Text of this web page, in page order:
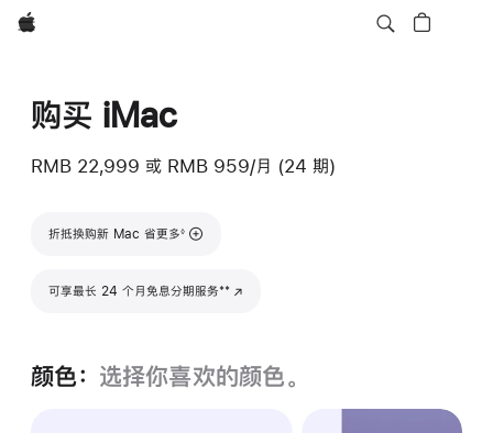
Apple
购买 iMac
RMB 22,999 或 RMB 959/月 (24 期)
折抵换购新 Mac 省更多
脚注
◊
可享最长 24 个月免息分期服务
(在新窗口中打开) 脚注
**
颜色： 选择你喜欢的颜色。